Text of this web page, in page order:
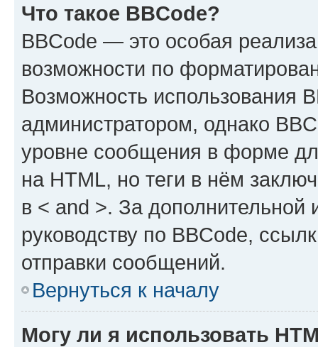
Что такое BBCode?
BBCode — это особая
возможности по
Возможность использования
администратором, однако
уровне сообщения в форме
на HTML, но теги в нём
в < and >. За
руководству по BBCode,
отправки сообщений.
Вернуться к началу
Могу ли я использовать